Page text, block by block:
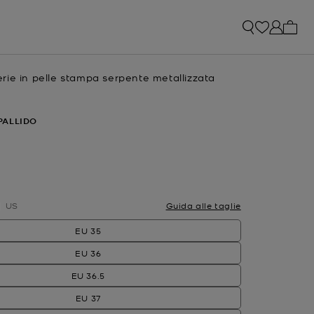
in pelle stampa serpente metallizzata
US Guida alle taglie
EU 35
EU 36
EU 36.5
EU 37